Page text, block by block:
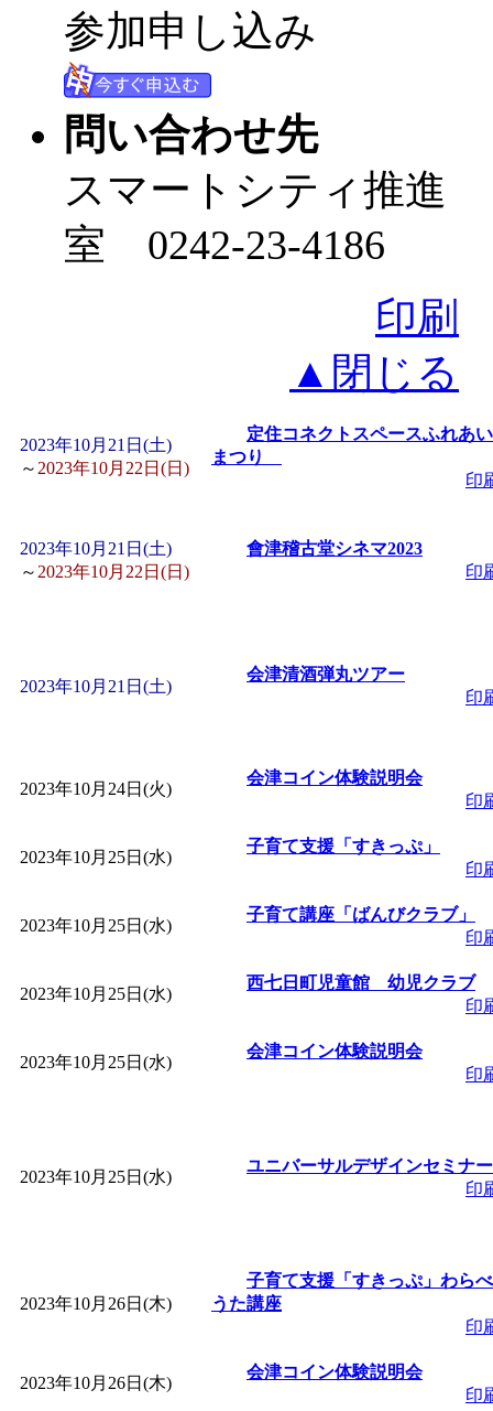
参加申し込み
問い合わせ先
スマートシティ推進
室 0242-23-4186
印刷
▲閉じる
2023年10月21日(土)
～ 2023年10月22日(日)
定住コネクトスペースふれあい
まつり
印
2023年10月21日(土)
～ 2023年10月22日(日)
會津稽古堂シネマ2023
印
2023年10月21日(土)
会津清酒弾丸ツアー
印
2023年10月24日(火)
会津コイン体験説明会
印
2023年10月25日(水)
子育て支援「すきっぷ」
印
2023年10月25日(水)
子育て講座「ばんびクラブ」
印
2023年10月25日(水)
西七日町児童館 幼児クラブ
印
2023年10月25日(水)
会津コイン体験説明会
印
2023年10月25日(水)
ユニバーサルデザインセミナー
印
2023年10月26日(木)
子育て支援「すきっぷ」わらべ
うた講座
印
2023年10月26日(木)
会津コイン体験説明会
印